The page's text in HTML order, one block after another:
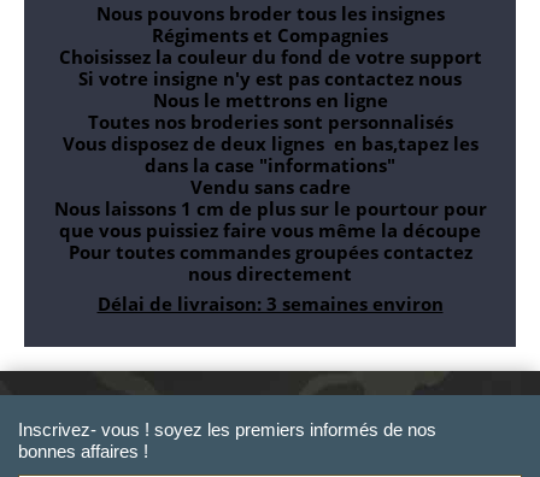
Nous pouvons broder tous les insignes
Régiments et Compagnies
Choisissez la couleur du fond de votre support
Si votre insigne n'y est pas contactez nous
Nous le mettrons en ligne
Toutes nos broderies sont personnalisés
Vous disposez de deux lignes en bas,tapez les
dans la case "informations"
Vendu sans cadre
Nous laissons 1 cm de plus sur le pourtour pour
que vous puissiez faire vous même la découpe
Pour toutes commandes groupées contactez
nous directement
Délai de livraison: 3 semaines environ
Inscrivez- vous ! soyez les premiers informés de nos
bonnes affaires !